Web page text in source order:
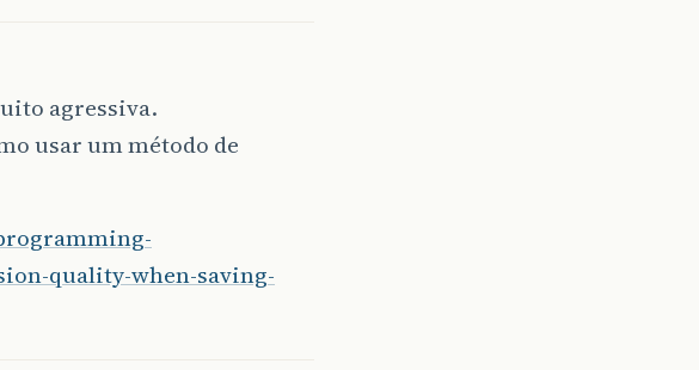
agressiva.
usar um método de
quality-when-saving-